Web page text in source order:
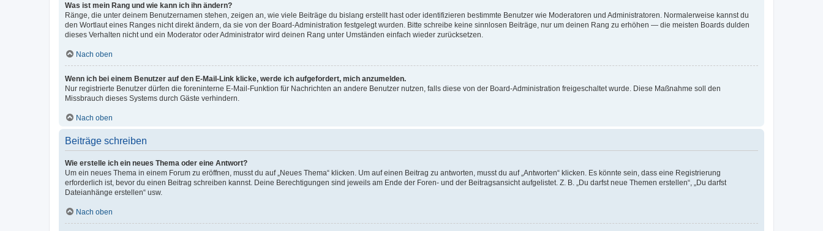
Was ist mein Rang und wie kann ich ihn ändern?
Ränge, die unter deinem Benutzernamen stehen, zeigen an, wie viele Beiträge du bislang erstellt hast oder identifizieren bestimmte Benutzer wie Moderatoren und Administratoren. Normalerweise kannst du
den Wortlaut eines Ranges nicht direkt ändern, da sie von der Board-Administration festgelegt wurden. Bitte schreibe keine sinnlosen Beiträge, nur um deinen Rang zu erhöhen — die meisten Boards dulden
dieses Verhalten nicht und ein Moderator oder Administrator wird deinen Rang unter Umständen einfach wieder zurücksetzen.
Nach oben
Wenn ich bei einem Benutzer auf den E-Mail-Link klicke, werde ich aufgefordert, mich anzumelden.
Nur registrierte Benutzer dürfen die foreninterne E-Mail-Funktion für Nachrichten an andere Benutzer nutzen, falls diese von der Board-Administration freigeschaltet wurde. Diese Maßnahme soll den
Missbrauch dieses Systems durch Gäste verhindern.
Nach oben
Beiträge schreiben
Wie erstelle ich ein neues Thema oder eine Antwort?
Um ein neues Thema in einem Forum zu eröffnen, musst du auf „Neues Thema“ klicken. Um auf einen Beitrag zu antworten, musst du auf „Antworten“ klicken. Es könnte sein, dass eine Registrierung
erforderlich ist, bevor du einen Beitrag schreiben kannst. Deine Berechtigungen sind jeweils am Ende der Foren- und der Beitragsansicht aufgelistet. Z. B. „Du darfst neue Themen erstellen“, „Du darfst
Dateianhänge erstellen“ usw.
Nach oben